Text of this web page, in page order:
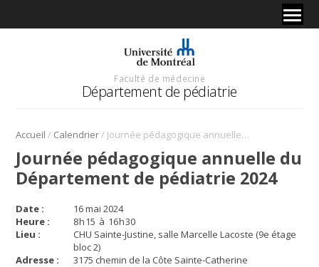
Faculté de médecine
Département de pédiatrie
Accueil / Calendrier/ Journée pédagogique annuelle du Département de pédiatrie 2024
Journée pédagogique annuelle du
Département de pédiatrie 2024
Date :
16 mai 2024
Heure :
8h15 à 16h30
Lieu :
CHU Sainte-Justine, salle Marcelle Lacoste (9e étage
bloc 2)
Adresse :
3175 chemin de la Côte Sainte-Catherine